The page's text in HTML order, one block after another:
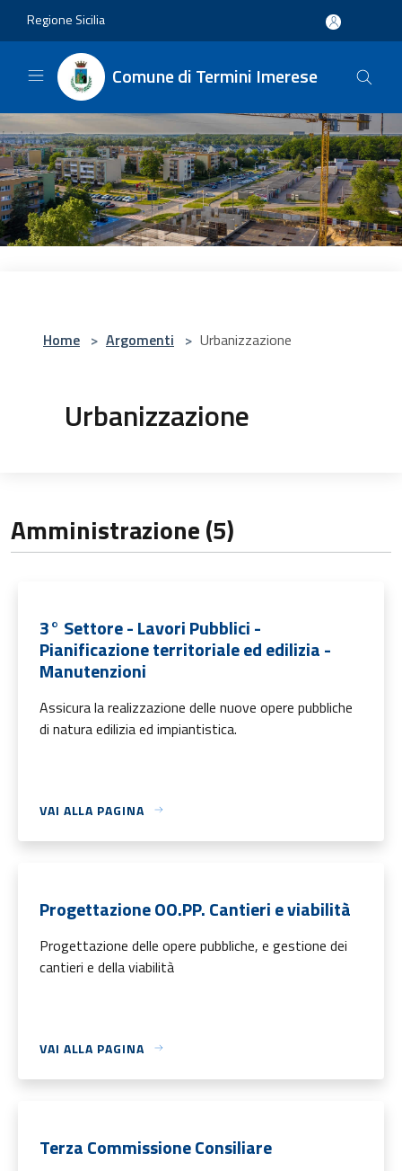
Regione Sicilia
Comune di Termini Imerese
Home > Argomenti > Urbanizzazione
Urbanizzazione
Amministrazione (5)
3° Settore - Lavori Pubblici -
Pianificazione territoriale ed edilizia -
Manutenzioni
Assicura la realizzazione delle nuove opere pubbliche
di natura edilizia ed impiantistica.
VAI ALLA PAGINA
Progettazione OO.PP. Cantieri e viabilità
Progettazione delle opere pubbliche, e gestione dei
cantieri e della viabilità
VAI ALLA PAGINA
Terza Commissione Consiliare